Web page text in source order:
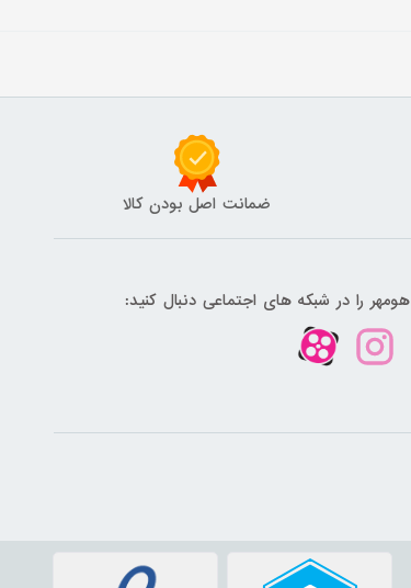
ضمانت اصل بودن کالا
هومهر را در شبکه های اجتماعی دنبال کنید: